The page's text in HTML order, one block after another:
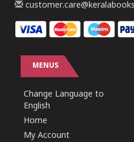
MENUS
Change Language to
English
Home
My Account